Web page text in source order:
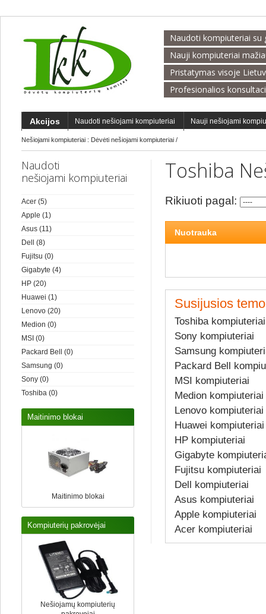
Naudoti kompiuteriai su
Nauji kompiuteriai
Pristatymas visoje
Profesionalios
Akcijos Naudoti nešiojami kompiuteriai Nauji nešiojami
Nešiojami kompiuteriai : Dėvėti nešiojami kompiuteriai /
Naudoti
nešiojami kompiuteriai
Acer (5)
Apple (1)
Asus (11)
Dell
(8)
Fujitsu (0)
Gigabyte (4)
HP (20)
Huawei (1)
Lenovo (20)
Medion (0)
MSI (0)
Packard Bell
(0)
Samsung (0)
Sony (0)
Toshiba (0)
Maitinimo blokai
Maitinimo blokai
Kompiuterių pakrovėjai
Nešiojamų kompiuterių
Toshiba
Rikiuoti pagal:
Nuotrauka
Susijusios
Toshiba kompiuteriai
Sony kompiuteriai
Samsung
Packard Bell
MSI kompiuteriai
Medion kompiuteriai
Lenovo kompiuteriai
Huawei kompiuteriai
HP kompiuteriai
Gigabyte
Fujitsu kompiuteriai
Dell kompiuteriai
Asus kompiuteriai
Apple kompiuteriai
Acer kompiuteriai